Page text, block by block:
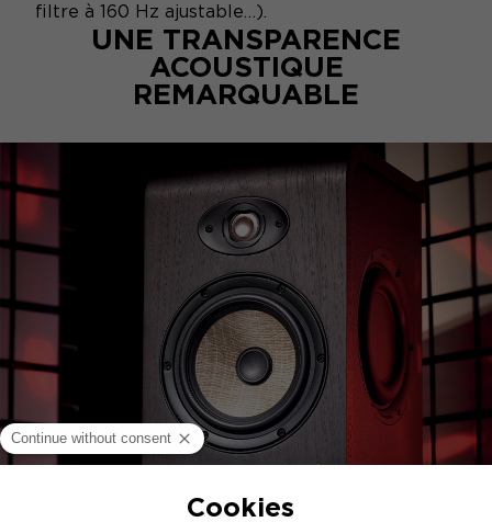
filtre à 160 Hz ajustable…).
UNE TRANSPARENCE
ACOUSTIQUE
REMARQUABLE